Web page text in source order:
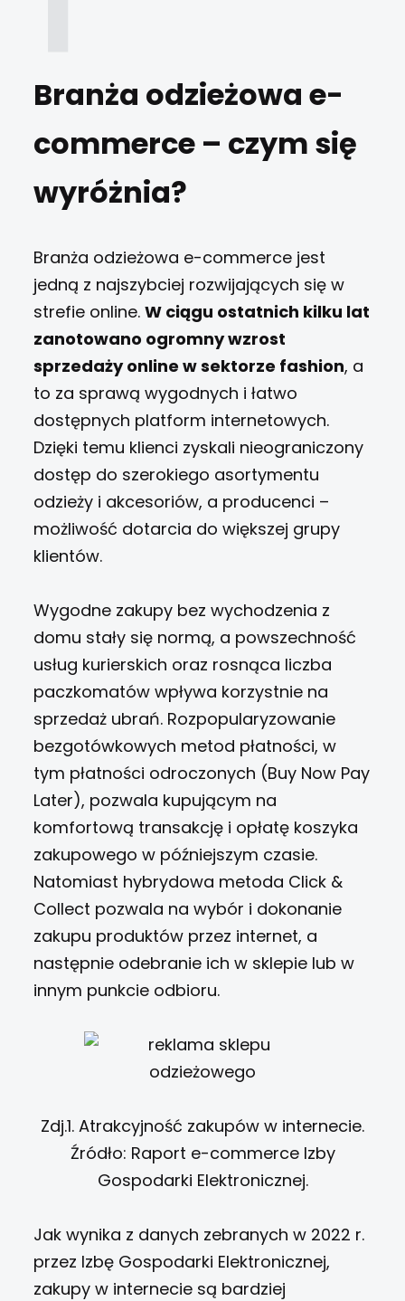
Branża odzieżowa e-
commerce – czym się
wyróżnia?
Branża odzieżowa e-commerce jest
jedną z najszybciej rozwijających się w
strefie online.W ciągu ostatnich kilku lat
zanotowano ogromny wzrost
sprzedaży online w sektorze fashion, a
to za sprawą wygodnych i łatwo
dostępnych platform internetowych.
Dzięki temu klienci zyskali nieograniczony
dostęp do szerokiego asortymentu
odzieży i akcesoriów, a producenci –
możliwość dotarcia do większej grupy
klientów.
Wygodne zakupy bez wychodzenia z
domu stały się normą, a powszechność
usług kurierskich oraz rosnąca liczba
paczkomatów wpływa korzystnie na
sprzedaż ubrań. Rozpopularyzowanie
bezgotówkowych metod płatności, w
tym płatności odroczonych (Buy Now Pay
Later), pozwala kupującym na
komfortową transakcję i opłatę koszyka
zakupowego w późniejszym czasie.
Natomiast hybrydowa metoda Click &
Collect pozwala na wybór i dokonanie
zakupu produktów przez internet, a
następnie odebranie ich w sklepie lub w
innym punkcie odbioru.
Zdj.1. Atrakcyjność zakupów w internecie.
Źródło: Raport e-commerce Izby
Gospodarki Elektronicznej.
Jak wynika z danych zebranych w 2022 r.
przez Izbę Gospodarki Elektronicznej,
zakupy w internecie są bardziej